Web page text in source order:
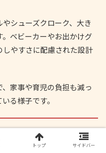
シューズクローク、大き
ベビーカーやお出かけグ
やすさに配慮された設計
、家事や育児の負担も減っ
る様子です。
平屋
トップ サイドバー